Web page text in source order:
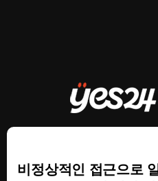
비정상적인 접근으로